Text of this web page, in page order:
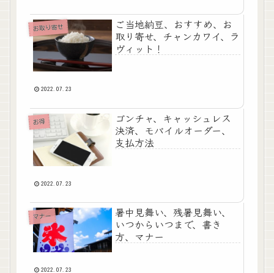
お取り寄せ
ご当地納豆、おすすめ、お
取り寄せ、チャンカワイ、ラ
ヴィット！
2022.07.23
お得
ゴンチャ、キャッシュレス
決済、モバイルオーダー、
支払方法
2022.07.23
マナー
暑中見舞い、残暑見舞い、
いつからいつまで、書き
方、マナー
2022.07.23